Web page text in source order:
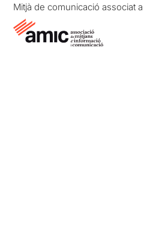
Mitjà de comunicació associat a